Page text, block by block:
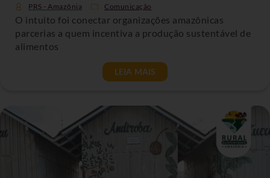
PRS - Amazônia Comunicação
O intuito foi conectar organizações amazônicas
parcerias a quem incentiva a produção sustentável de
alimentos
LEIA MAIS